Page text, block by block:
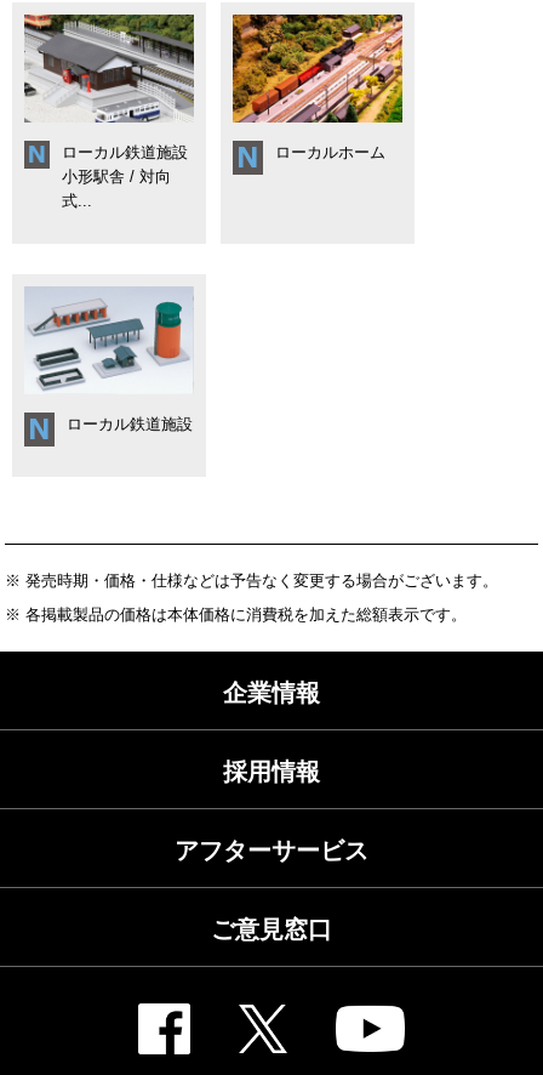
ローカル鉄道施設
小形駅舎 / 対向
式...
ローカルホーム
ローカル鉄道施設
※ 発売時期・価格・仕様などは予告なく変更する場合がございます。
※ 各掲載製品の価格は本体価格に消費税を加えた総額表示です。
企業情報
採用情報
アフターサービス
ご意見窓口